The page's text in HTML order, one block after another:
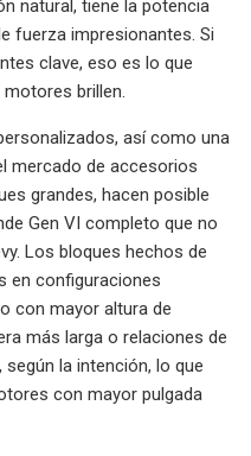
natural, tiene la potencia
fuerza impresionantes. Si
clave, eso es lo que
brillen.
así como una
mercado de accesorios
grandes, hacen posible
Gen VI completo que no
Los bloques hechos de
en configuraciones
con mayor altura de
más larga o relaciones de
la intención, lo que
con mayor pulgada